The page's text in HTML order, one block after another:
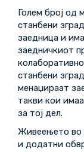
Голем број од
станбени
заедница и
заедничкиот
станбени
менаџираат
такви кои
за тој дел.
Живеењето во
и додатни